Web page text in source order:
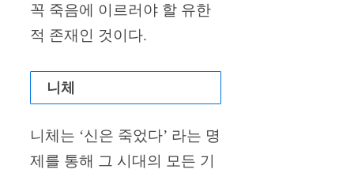
꼭 죽음에 이르러야 할 유한
적 존재인 것이다.
니체
니체는 ‘신은 죽었다’ 라는 명
제를 통해 그 시대의 모든 기